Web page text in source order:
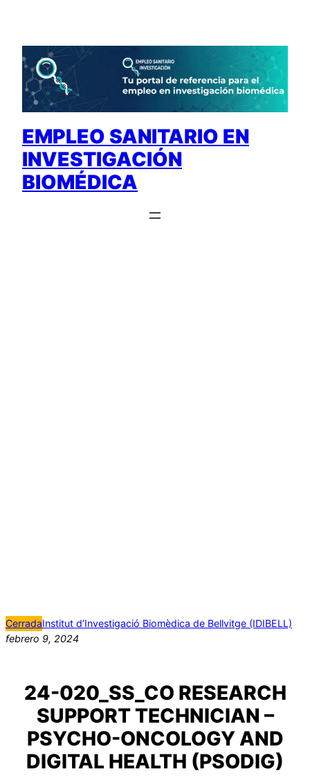
contenido
EMPLEO SANITARIO EN
INVESTIGACIÓN
BIOMÉDICA
CerradaInstitut d’Investigació Biomèdica de Bellvitge (IDIBELL)
febrero 9, 2024
24-020_SS_CO RESEARCH
SUPPORT TECHNICIAN –
PSYCHO-ONCOLOGY AND
DIGITAL HEALTH (PSODIG)